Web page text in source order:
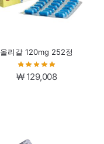
올리갈 120mg 252정
₩129,008